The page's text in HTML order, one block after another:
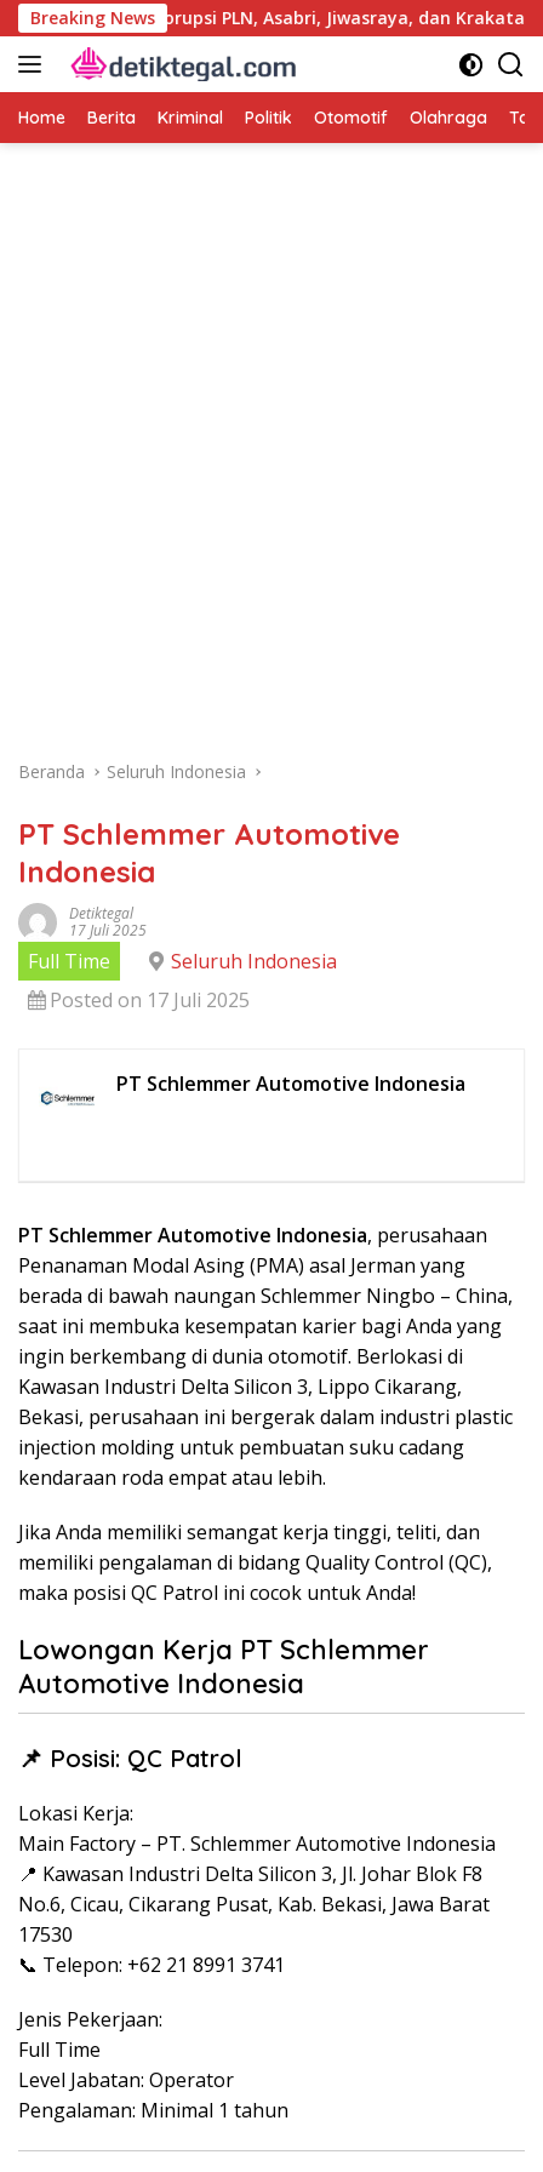
Langsung
ke
konten
Breaking News
Kasus Korupsi PLN, Asabri, Jiwasraya, dan Krakatau Steel
Home Berita Kriminal Politik Otomotif Olahraga
Beranda Seluruh Indonesia
PT Schlemmer Automotive
Indonesia
Detiktegal
17 Juli 2025
Full Time
Seluruh Indonesia
Posted on 17 Juli 2025
PT Schlemmer Automotive Indonesia
PT Schlemmer Automotive Indonesia, perusahaan
Penanaman Modal Asing (PMA) asal Jerman yang
berada di bawah naungan Schlemmer Ningbo – China,
saat ini membuka kesempatan karier bagi Anda yang
ingin berkembang di dunia otomotif. Berlokasi di
Kawasan Industri Delta Silicon 3, Lippo Cikarang,
Bekasi, perusahaan ini bergerak dalam industri plastic
injection molding untuk pembuatan suku cadang
kendaraan roda empat atau lebih.
Jika Anda memiliki semangat kerja tinggi, teliti, dan
memiliki pengalaman di bidang Quality Control (QC),
maka posisi QC Patrol ini cocok untuk Anda!
Lowongan Kerja PT Schlemmer
Automotive Indonesia
📌 Posisi: QC Patrol
Lokasi Kerja:
Main Factory – PT. Schlemmer Automotive Indonesia
📍 Kawasan Industri Delta Silicon 3, Jl. Johar Blok F8
No.6, Cicau, Cikarang Pusat, Kab. Bekasi, Jawa Barat
17530
📞 Telepon: +62 21 8991 3741
Jenis Pekerjaan:
Full Time
Level Jabatan: Operator
Pengalaman: Minimal 1 tahun